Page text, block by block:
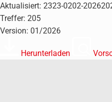
Aktualisiert: 2323-0202-
Treffer: 205
Version: 01/2026
Herunterladen